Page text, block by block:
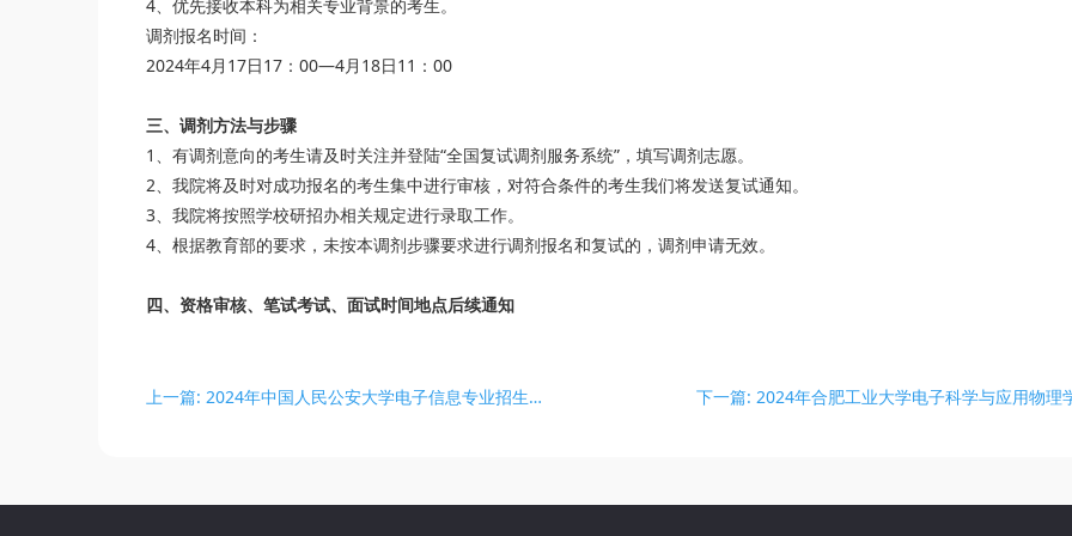
4、优先接收本科为相关专业背景的考生。
调剂报名时间：
2024年4月17日17：00—4月18日11：00
三、调剂方法与步骤
1、有调剂意向的考生请及时关注并登陆“全国复试调剂服务系统”，填写调剂志愿。
2、我院将及时对成功报名的考生集中进行审核，对符合条件的考生我们将发送复试通知。
3、我院将按照学校研招办相关规定进行录取工作。
4、根据教育部的要求，未按本调剂步骤要求进行调剂报名和复试的，调剂申请无效。
四、资格审核、笔试考试、面试时间地点后续通知
上一篇: 2024年中国人民公安大学电子信息专业招生调剂信息